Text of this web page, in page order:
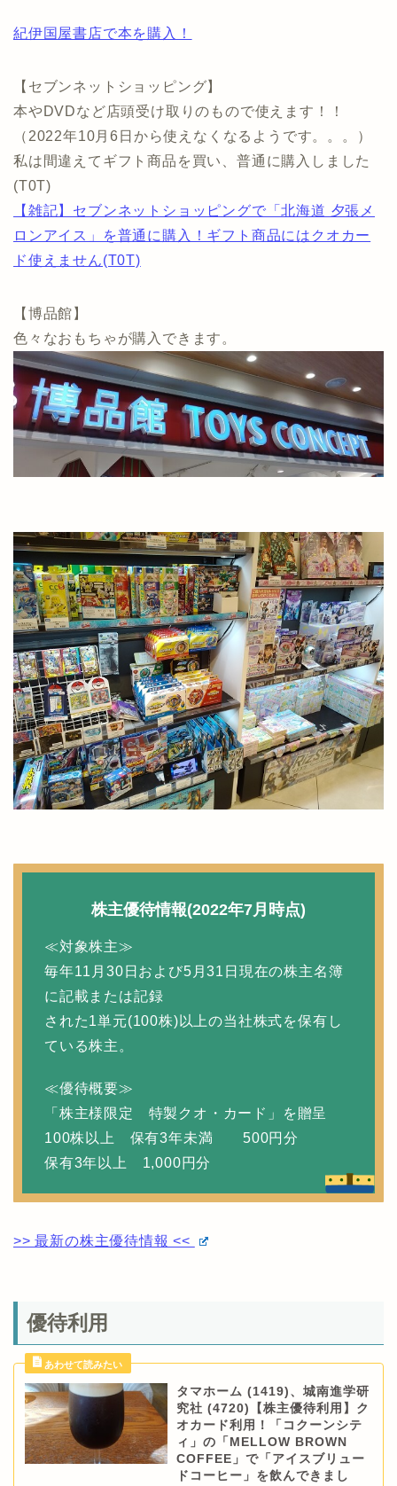
紀伊国屋書店で本を購入！
【セブンネットショッピング】
本やDVDなど店頭受け取りのもので使えます！！
（2022年10月6日から使えなくなるようです。。。）
私は間違えてギフト商品を買い、普通に購入しました
(T0T)
【雑記】セブンネットショッピングで「北海道 夕張メ
ロンアイス」を普通に購入！ギフト商品にはクオカー
ド使えません(T0T)
【博品館】
色々なおもちゃが購入できます。
株主優待情報(2022年7月時点)
≪対象株主≫
毎年11月30日および5月31日現在の株主名簿
に記載または記録
された1単元(100株)以上の当社株式を保有し
ている株主。
≪優待概要≫
「株主様限定 特製クオ・カード」を贈呈
100株以上 保有3年未満 500円分
保有3年以上 1,000円分
>> 最新の株主優待情報 <<
優待利用
タマホーム (1419)、城南進学研
究社 (4720)【株主優待利用】ク
オカード利用！「コクーンシテ
ィ」の「MELLOW BROWN
COFFEE」で「アイスブリュー
ドコーヒー」を飲んできまし